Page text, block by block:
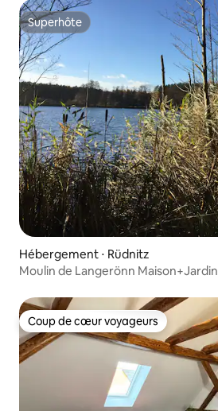
Superhôte
Superhôte
Hébergement ⋅ Rüdnitz
Moulin de Langerönn Maison+Jardin
Coup de cœur voyageurs
Coup de cœur voyageurs